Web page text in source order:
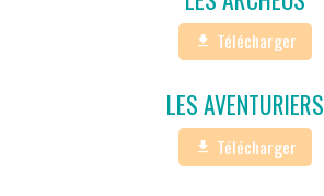
Télécharger
LES AVENTURIERS
Télécharger